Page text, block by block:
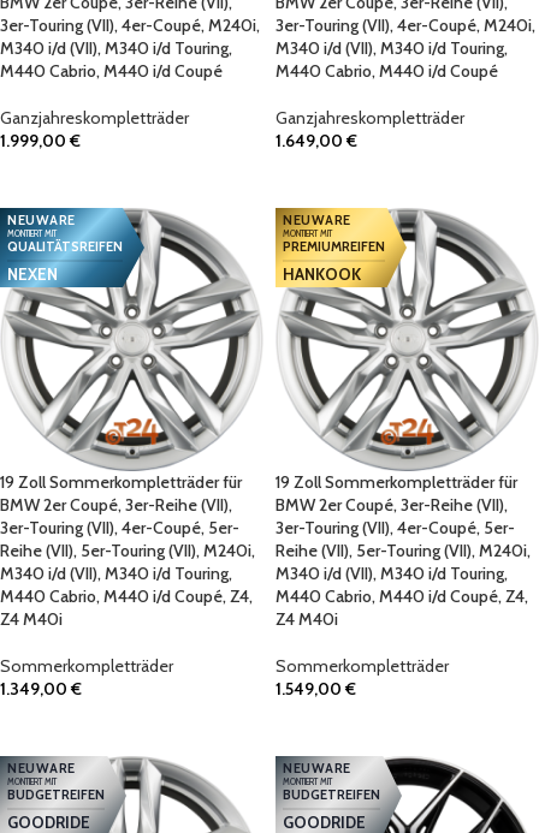
3er-Touring (VII), 4er-Coupé, M240i,
M340 i/d (VII), M340 i/d Touring,
M440 Cabrio, M440 i/d Coupé
Ganzjahreskompletträder
1.999,00€
3er-Touring (VII), 4er-Coupé, M240i,
M340 i/d (VII), M340 i/d Touring,
M440 Cabrio, M440 i/d Coupé
Ganzjahreskompletträder
1.649,00€
NEUWARE
MONTIERT MIT
QUALITÄTSREIFEN
NEXEN
19 Zoll Sommerkompletträder für
BMW 2er Coupé, 3er-Reihe (VII),
3er-Touring (VII), 4er-Coupé, 5er-
Reihe (VII), 5er-Touring (VII), M240i,
M340 i/d (VII), M340 i/d Touring,
M440 Cabrio, M440 i/d Coupé, Z4,
Z4 M40i
Sommerkompletträder
1.349,00€
NEUWARE
MONTIERT MIT
PREMIUMREIFEN
HANKOOK
19 Zoll Sommerkompletträder für
BMW 2er Coupé, 3er-Reihe (VII),
3er-Touring (VII), 4er-Coupé, 5er-
Reihe (VII), 5er-Touring (VII), M240i,
M340 i/d (VII), M340 i/d Touring,
M440 Cabrio, M440 i/d Coupé, Z4,
Z4 M40i
Sommerkompletträder
1.549,00€
NEUWARE
MONTIERT MIT
BUDGETREIFEN
GOODRIDE
NEUWARE
MONTIERT MIT
BUDGETREIFEN
GOODRIDE